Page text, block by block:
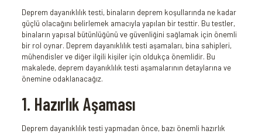
Deprem dayanıklılık testi, binaların deprem koşullarında ne kadar
güçlü olacağını belirlemek amacıyla yapılan bir testtir. Bu testler,
binaların yapısal bütünlüğünü ve güvenliğini sağlamak için önemli
bir rol oynar. Deprem dayanıklılık testi aşamaları, bina sahipleri,
mühendisler ve diğer ilgili kişiler için oldukça önemlidir. Bu
makalede, deprem dayanıklılık testi aşamalarının detaylarına ve
önemine odaklanacağız.
1. Hazırlık Aşaması
Deprem dayanıklılık testi yapmadan önce, bazı önemli hazırlık